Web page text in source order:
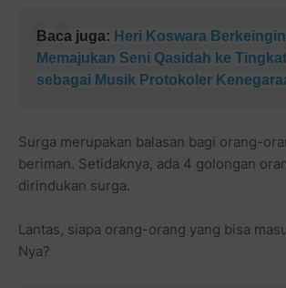
Baca juga: Heri Koswara
Memajukan Seni Qasidah ke
sebagai Musik Protokoler
Surga merupakan balasan bagi orang-
beriman. Setidaknya, ada 4 golongan
dirindukan surga.
Lantas, siapa orang-orang yang bisa
Nya?